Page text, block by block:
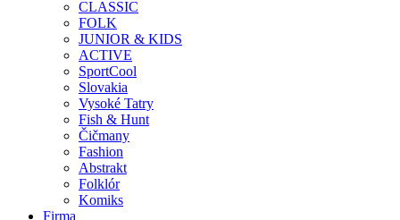
CLASSIC
FOLK
JUNIOR & KIDS
ACTIVE
SportCool
Slovakia
Vysoké Tatry
Fish & Hunt
Čičmany
Fashion
Abstrakt
Folklór
Komiks
Firma